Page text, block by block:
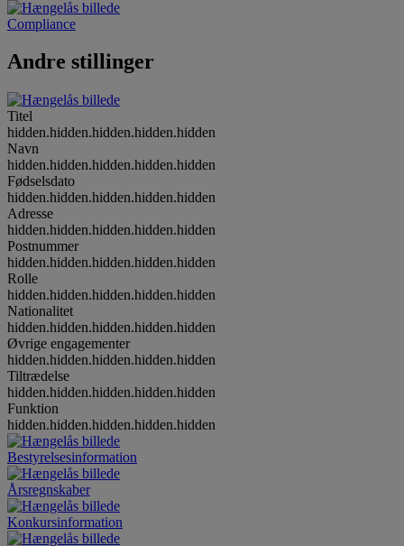
Compliance
Andre stillinger
Titel
hidden.hidden.hidden.hidden.hidden
Navn
hidden.hidden.hidden.hidden.hidden
Fødselsdato
hidden.hidden.hidden.hidden.hidden
Adresse
hidden.hidden.hidden.hidden.hidden
Postnummer
hidden.hidden.hidden.hidden.hidden
Rolle
hidden.hidden.hidden.hidden.hidden
Nationalitet
hidden.hidden.hidden.hidden.hidden
Øvrige engagementer
hidden.hidden.hidden.hidden.hidden
Tiltrædelse
hidden.hidden.hidden.hidden.hidden
Funktion
hidden.hidden.hidden.hidden.hidden
Bestyrelsesinformation
Årsregnskaber
Konkursinformation